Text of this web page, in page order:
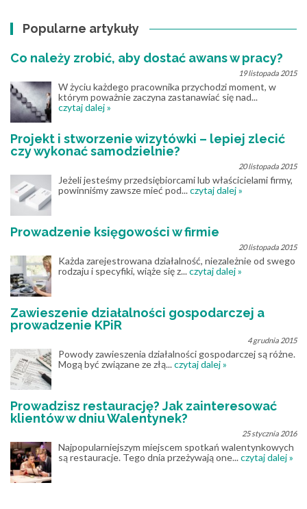
Popularne artykuły
Co należy zrobić, aby dostać awans w pracy?
19 listopada 2015
W życiu każdego pracownika przychodzi moment, w
którym poważnie zaczyna zastanawiać się nad...
czytaj dalej »
Projekt i stworzenie wizytówki – lepiej zlecić
czy wykonać samodzielnie?
20 listopada 2015
Jeżeli jesteśmy przedsiębiorcami lub właścicielami firmy,
powinniśmy zawsze mieć pod...czytaj dalej »
Prowadzenie księgowości w firmie
20 listopada 2015
Każda zarejestrowana działalność, niezależnie od swego
rodzaju i specyfiki, wiąże się z...czytaj dalej »
Zawieszenie działalności gospodarczej a
prowadzenie KPiR
4 grudnia 2015
Powody zawieszenia działalności gospodarczej są różne.
Mogą być związane ze złą...czytaj dalej »
Prowadzisz restaurację? Jak zainteresować
klientów w dniu Walentynek?
25 stycznia 2016
Najpopularniejszym miejscem spotkań walentynkowych
są restauracje. Tego dnia przeżywają one...czytaj dalej »